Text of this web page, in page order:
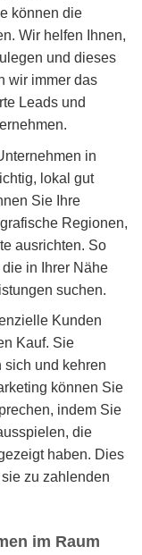
können die
Wir helfen Ihnen,
und dieses
wir immer das
Leads und
in
lokal gut
Sie Ihre
Regionen,
ausrichten. So
in Ihrer Nähe
suchen.
Kunden
Kauf. Sie
sich und kehren
können Sie
indem Sie
die
haben. Dies
zu zahlenden
im Raum